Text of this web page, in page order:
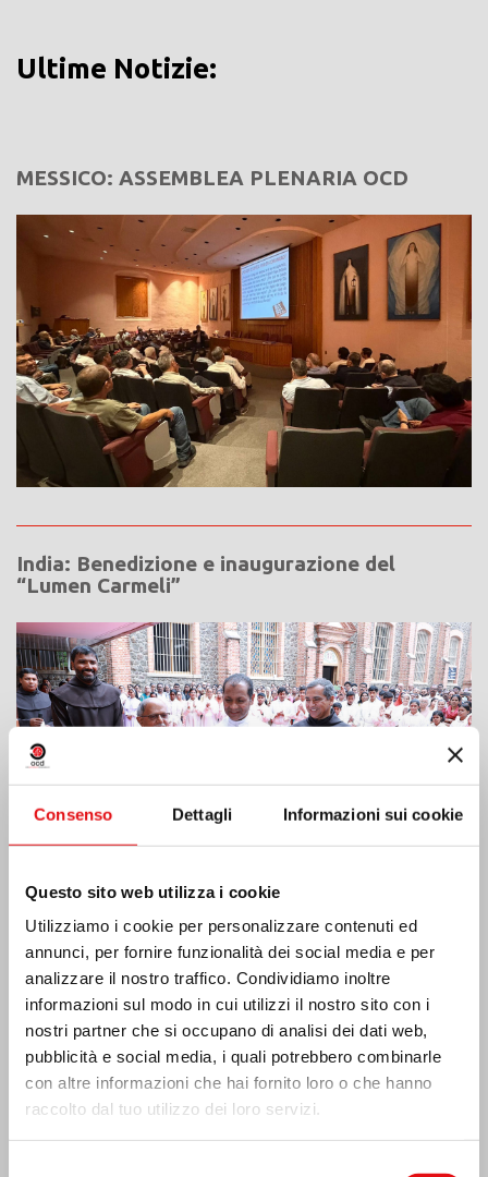
Consenso Dettagli Informazioni sui cookie
Questo sito web utilizza i cookie
Utilizziamo i cookie per personalizzare contenuti ed
annunci, per fornire funzionalità dei social media e per
analizzare il nostro traffico. Condividiamo inoltre
informazioni sul modo in cui utilizzi il nostro sito con i
nostri partner che si occupano di analisi dei dati web,
pubblicità e social media, i quali potrebbero combinarle
con altre informazioni che hai fornito loro o che hanno
raccolto dal tuo utilizzo dei loro servizi.
Ultime Notizie:
MESSICO: ASSEMBLEA PLENARIA OCD
India: Benedizione e inaugurazione del
“Lumen Carmeli”
Costa d’Avorio: doppio Giubileo d’Argento